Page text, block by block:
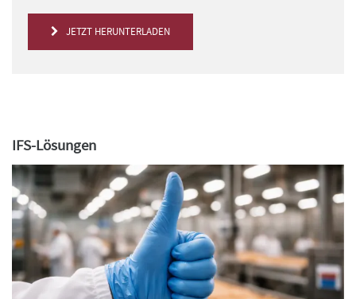
JETZT HERUNTERLADEN
IFS-Lösungen